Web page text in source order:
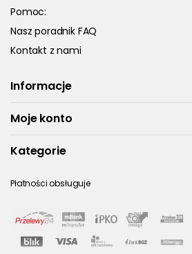
Pomoc:
Nasz poradnik FAQ
Kontakt z nami
Informacje
Moje konto
Kategorie
Płatności obsługuje